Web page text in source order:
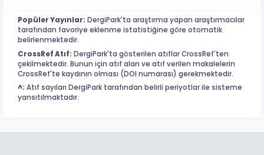
Popüler Yayınlar: DergiPark'ta araştırma yapan araştırmacılar
tarafından favoriye eklenme istatistiğine göre otomatik
belirlenmektedir.
CrossRef Atıf: DergiPark'ta gösterilen atıflar CrossRef'ten
çekilmektedir. Bunun için atıf alan ve atıf verilen makalelerin
CrossRef'te kaydının olması (DOI numarası) gerekmektedir.
^: Atıf sayıları DergiPark tarafından belirli periyotlar ile sisteme
yansıtılmaktadır.